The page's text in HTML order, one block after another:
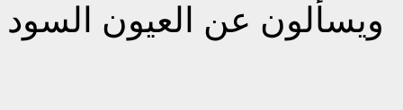
ويسألون عن العيون السود